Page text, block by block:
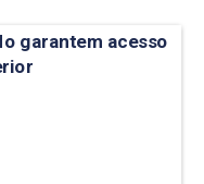
garantem acesso